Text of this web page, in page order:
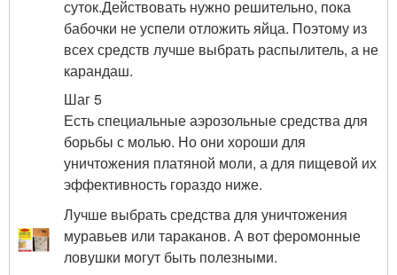
суток.Действовать нужно решительно, пока
бабочки не успели отложить яйца. Поэтому из
всех средств лучше выбрать распылитель, а не
карандаш.
Шаг 5
Есть специальные аэрозольные средства для
борьбы с молью. Но они хороши для
уничтожения платяной моли, а для пищевой их
эффективность гораздо ниже.
Лучше выбрать средства для уничтожения
муравьев или тараканов. А вот феромонные
ловушки могут быть полезными.